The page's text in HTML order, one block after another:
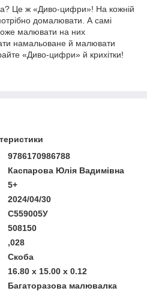
Це ж «Диво-цифри»! На кожній
домалювати. А самі
малювати на них
намальоване й малювати
«Диво-цифри» й крихітки!
9786170986788
Каспарова Юлія Вадимівна
5+
2024/04/30
С559005У
508150
,028
Скоба
16.80 x 15.00 x 0.12
Багаторазова малювалка